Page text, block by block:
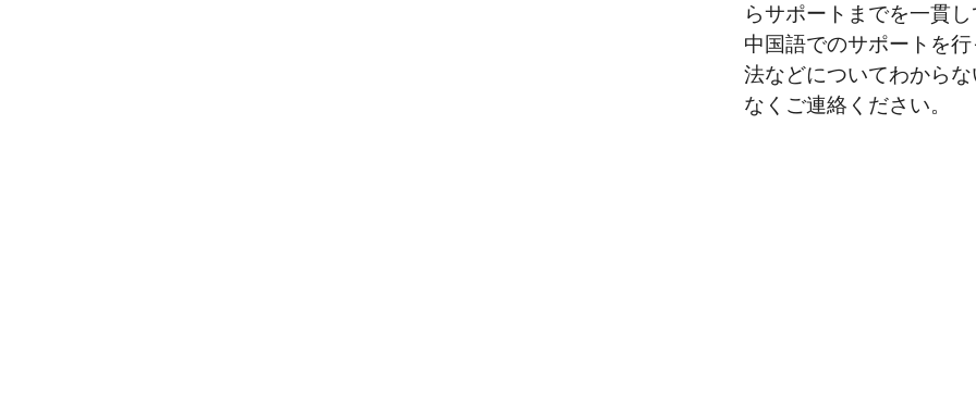
らサポートまでを一貫
中国語でのサポートを
法などについてわから
なくご連絡ください。